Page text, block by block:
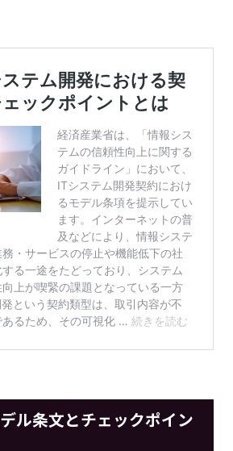
ル条文とチェックポイン